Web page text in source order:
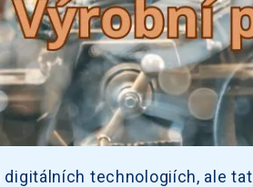
technologiích, ale